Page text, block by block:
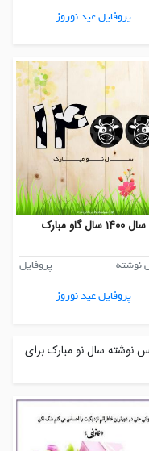
پروفایل عید نوروز
سال 1400 سال گاو مبارک
پروفایل
پروفایل عید نوروز
نوشته سال نو مبارک برای